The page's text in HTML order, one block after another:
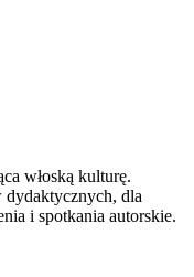
włoską kulturę.
dydaktycznych, dla
i spotkania autorskie.